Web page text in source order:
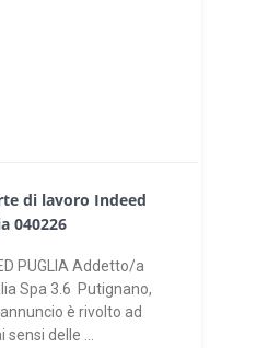
di lavoro Indeed
040226
PUGLIA Addetto/a
Spa 3.6 Putignano,
è rivolto ad
delle ...